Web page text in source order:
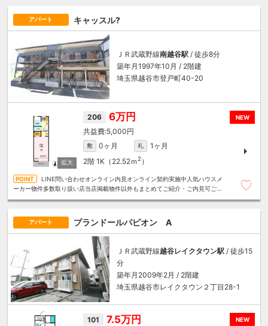
アパート キャッスル?
ＪＲ武蔵野線南越谷駅 / 徒歩8分
築年月1997年10月 / 2階建
埼玉県越谷市登戸町40-20
NEW
206 6万円
5,000円
敷 0ヶ月 礼
1ヶ月
2階 1K（22.52ｍ 2）
LINE問い合わせオンライン内見オンライン契約実施中人気ハウスメ
ーカー物件多数取り扱い店当店掲載物件以外もまとめてご紹介・ご内見可ご予
アパート プランドールパピオン A
ＪＲ武蔵野線越谷レイクタウン駅 / 徒歩15
分
築年月2009年2月 / 2階建
埼玉県越谷市レイクタウン２丁目28-1
NEW
101 7.5万円